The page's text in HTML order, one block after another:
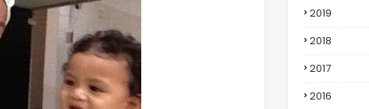
2019
2018
2017
2016